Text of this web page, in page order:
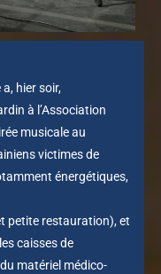
hier soir,
à l’Association
musicale au
victimes de
énergétiques,
petite restauration), et
caisses de
matériel médico-